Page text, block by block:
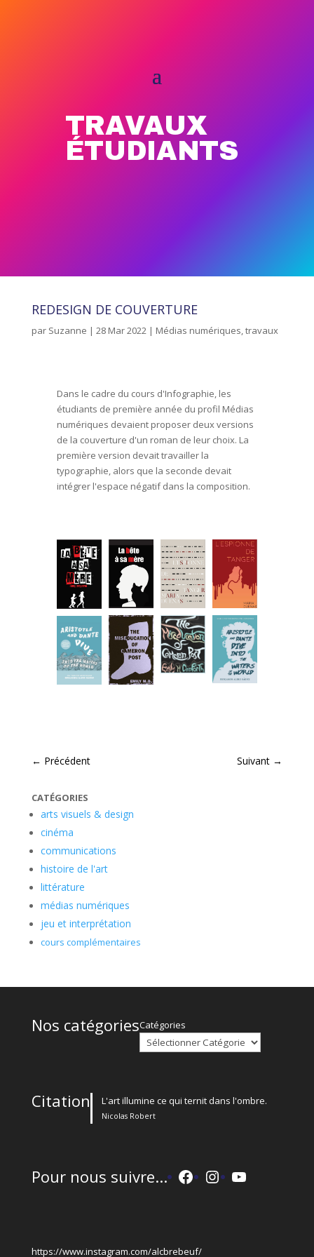
TRAVAUX
ÉTUDIANTS
REDESIGN DE COUVERTURE
par Suzanne | 28 Mar 2022| Médias numériques,travaux
Dans le cadre du cours d'Infographie, les
étudiants de première année du profil Médias
numériques devaient proposer deux versions
de la couverture d'un roman de leur choix. La
première version devait travailler la
typographie, alors que la seconde devait
intégrer l'espace négatif dans la composition.
← Précédent Suivant →
CATÉGORIES
arts visuels & design
cinéma
communications
histoire de l'art
littérature
médias numériques
jeu et interprétation
cours complémentaires
Nos catégoriesCatégories
Citation L'art illumine ce qui ternit dans l'ombre.
Nicolas Robert
Pour nous suivre... Facebook
Instagram
YouTube
https://www.instagram.com/alcbrebeuf/